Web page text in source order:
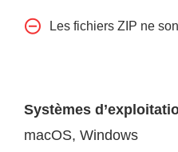
Les fichiers ZIP ne
Systèmes
macOS, Windows